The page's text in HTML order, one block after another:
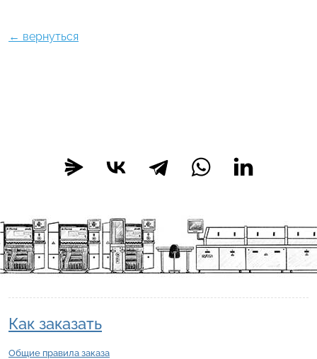
← вернуться
Как заказать
Общие правила заказа